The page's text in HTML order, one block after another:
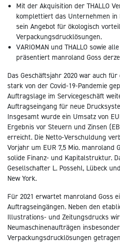
Mit der Akquisition der THALLO
komplettiert das Unternehmen in
sein Angebot für ökologisch
Verpackungsdrucklösungen.
VARIOMAN und THALLO sowie
präsentiert manroland Goss
Das Geschäftsjahr 2020 war auch
stark von der Covid-19-Pandemie
Auftragslage im Servicegeschäft
Auftragseingang für neue
Insgesamt wurde ein Umsatz von
Ergebnis vor Steuern und Zinsen
erreicht. Die Netto-Verschuldung
Vorjahr um EUR 7,5 Mio. manroland
solide Finanz- und Kapitalstruktur.
Gesellschafter L. Possehl, Lübeck
New York.
Für 2021 erwartet manroland Goss
Auftragseingängen. Neben den
Illustrations- und Zeitungsdrucks
Neumaschinenaufträgen
Verpackungsdrucklösungen